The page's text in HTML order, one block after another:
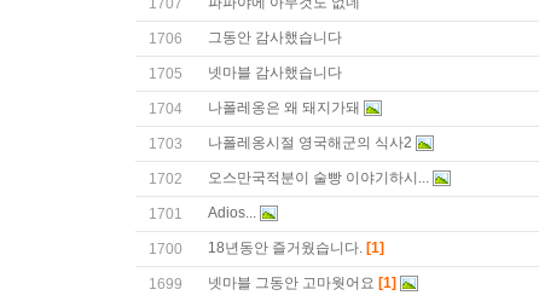
1707
1706 그동안 감사했습니다
1705 넷마블 감사했습니다
1704 나폴레옹은 왜 돼지가돼
1703 나폴레옹시절 영국해군의 식사2
1702 오스만국적분이 술빵 이야기하시...
1701 Adios...
1700 18년동안 즐거웠습니다. [1]
1699 넷마블 그동안 고마웟어요 [1]